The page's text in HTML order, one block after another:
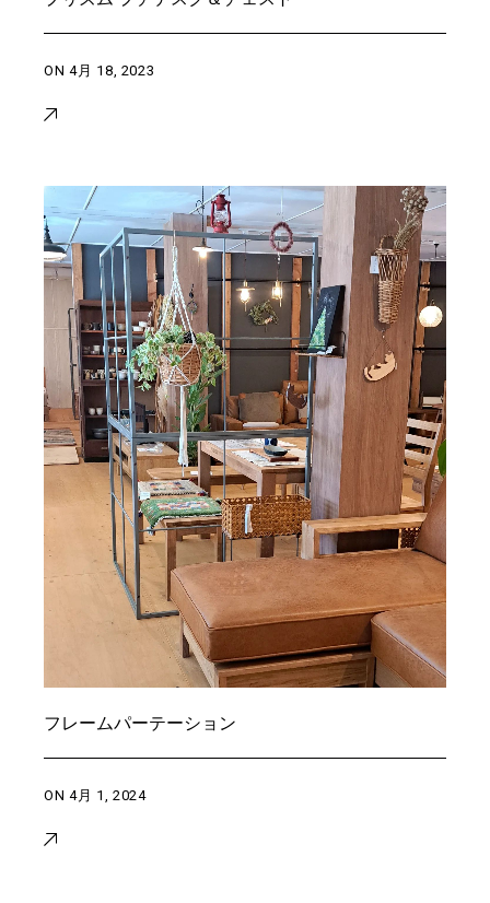
ON4月 18, 2023
フレームパーテーション
ON4月 1, 2024